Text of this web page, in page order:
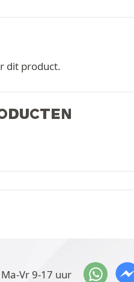
dit product.
Ma-Vr 9-17 uur